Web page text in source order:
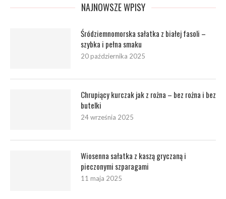
NAJNOWSZE WPISY
Śródziemnomorska sałatka z białej fasoli –
szybka i pełna smaku
20 października 2025
Chrupiący kurczak jak z rożna – bez rożna i bez
butelki
24 września 2025
Wiosenna sałatka z kaszą gryczaną i
pieczonymi szparagami
11 maja 2025